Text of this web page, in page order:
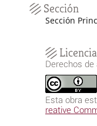
Sección
Sección
Licencia
Derechos
Esta obra
reative